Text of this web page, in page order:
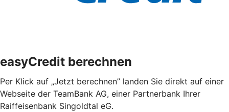
easyCredit berechnen
Per Klick auf „Jetzt berechnen” landen Sie direkt auf einer
Webseite der TeamBank AG, einer Partnerbank Ihrer
Raiffeisenbank Singoldtal eG.